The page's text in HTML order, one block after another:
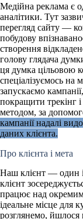
Медійна реклама є
аналітики. Тут
перегляд сайту —
побудову
створення
голову глядача
ця думка цільовою
спеціалізуємось на
запускаємо
покращити трекінг
методом, за
кампанії надалі
даних клієнта.
Про клієнта і мета
Наш клієнт — один
клієнт
працює над
ідеальне місце для
розглянемо, йшлося